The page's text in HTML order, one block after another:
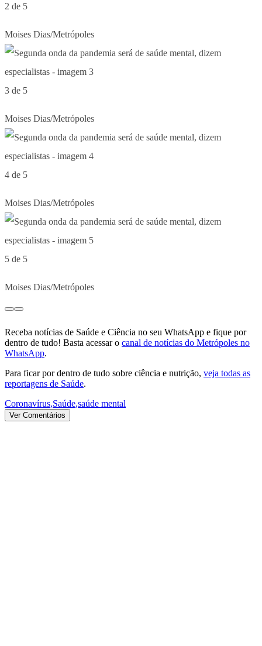
2 de 5
Moises Dias/Metrópoles
3 de 5
Moises Dias/Metrópoles
4 de 5
Moises Dias/Metrópoles
5 de 5
Moises Dias/Metrópoles
Receba notícias de Saúde e Ciência no seu WhatsApp e fique por
dentro de tudo! Basta acessar o canal de notícias do Metrópoles no
WhatsApp.
Para ficar por dentro de tudo sobre ciência e nutrição, veja todas as
reportagens de Saúde.
Coronavírus,Saúde,saúde mental
Ver Comentários